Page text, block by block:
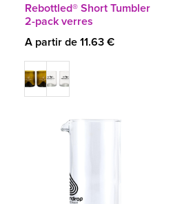
Rebottled® Short Tumbler
2-pack verres
A partir de 11.63 €